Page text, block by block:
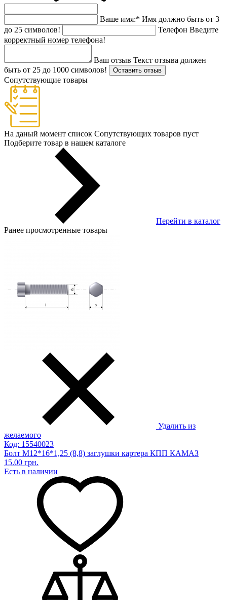
Ваше имя:* Имя должно быть от 3
до 25 символов!
Телефон Введите
корректный номер телефона!
Ваш отзыв Текст отзыва должен
быть от 25 до 1000 символов!
Оставить отзыв
Сопутствующие товары
На даный момент список Сопутствующих товаров пуст
Подберите товар в нашем каталоге
Перейти в каталог
Ранее просмотренные товары
Удалить из
желаемого
Код: 15540023
Болт М12*16*1,25 (8,8) заглушки картера КПП КАМАЗ
15.00 грн.
Есть в наличии